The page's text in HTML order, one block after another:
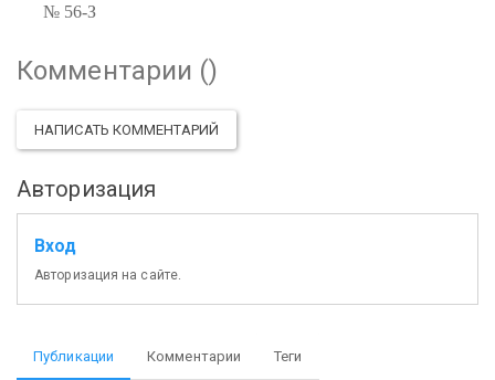
№ 56-З
Комментарии ()
НАПИСАТЬ КОММЕНТАРИЙ
Авторизация
Вход
Авторизация на сайте.
Публикации Комментарии Теги